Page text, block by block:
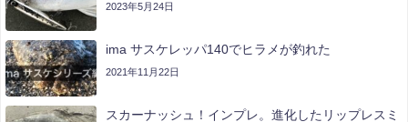
2023年5月24日
ima サスケレッパ140でヒラメが釣れた
2021年11月22日
スカーナッシュ！インプレ。進化したリップレスミ